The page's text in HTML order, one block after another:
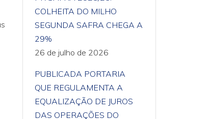
COLHEITA DO MILHO
SEGUNDA SAFRA CHEGA A
29%
26 de julho de 2026
PUBLICADA PORTARIA
QUE REGULAMENTA A
EQUALIZAÇÃO DE JUROS
DAS OPERAÇÕES DO